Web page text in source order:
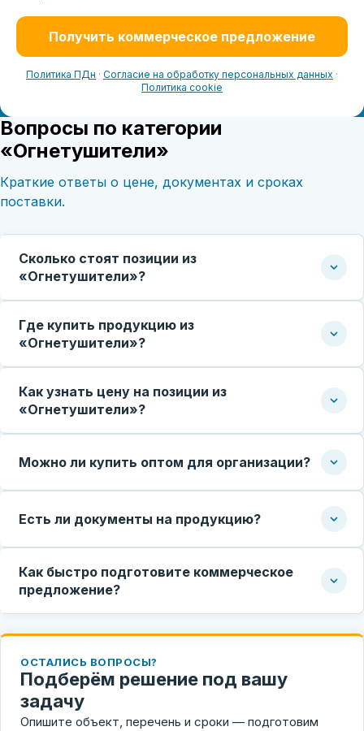
Получить коммерческое предложение
Политика ПДн · Согласие на обработку персональных данных ·
Политика cookie
Вопросы по категории
«Огнетушители»
Краткие ответы о цене, документах и сроках
поставки.
Сколько стоят позиции из
«Огнетушители»?
Где купить продукцию из
«Огнетушители»?
Как узнать цену на позиции из
«Огнетушители»?
Можно ли купить оптом для организации?
Есть ли документы на продукцию?
Как быстро подготовите коммерческое
предложение?
ОСТАЛИСЬ ВОПРОСЫ?
Подберём решение под вашу
задачу
Опишите объект, перечень и сроки — подготовим